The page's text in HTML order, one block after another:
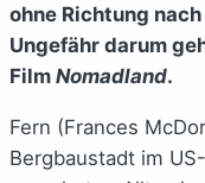
ohne Richtung
Ungefähr darum
Film Nomadland.
Fern (Frances
Bergbaustadt im